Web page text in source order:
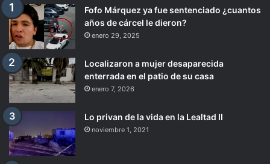
Fofo Márquez ya fue sentenciado ¿cuantos
años de cárcel le dieron?
enero 29, 2025
Localizaron a mujer desaparecida
enterrada en el patio de su casa
enero 7, 2026
Lo privan de la vida en la Lealtad II
noviembre 1, 2021